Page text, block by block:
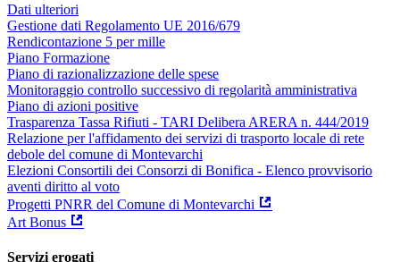
Dati ulteriori
Gestione dati Regolamento UE 2016/679
Rendicontazione 5 per mille
Piano Formazione
Piano di razionalizzazione delle spese
Monitoraggio controllo successivo di regolarità amministrativa
Piano di azioni positive
Trasparenza Tassa Rifiuti - TARI Delibera ARERA n. 444/2019
Relazione per l'affidamento dei servizi di trasporto locale di rete
debole del comune di Montevarchi
Elezioni Consortili dei Consorzi di Bonifica - Elenco provvisorio
aventi diritto al voto
Progetti PNRR del Comune di Montevarchi
Art Bonus
Servizi erogati